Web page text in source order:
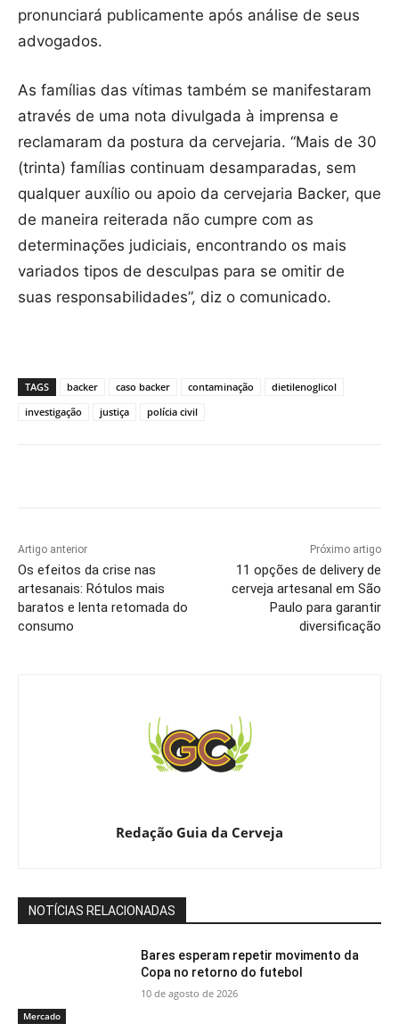
pronunciará publicamente após análise de seus
advogados.
As famílias das vítimas também se manifestaram
através de uma nota divulgada à imprensa e
reclamaram da postura da cervejaria. “Mais de 30
(trinta) famílias continuam desamparadas, sem
qualquer auxílio ou apoio da cervejaria Backer, que
de maneira reiterada não cumpre com as
determinações judiciais, encontrando os mais
variados tipos de desculpas para se omitir de
suas responsabilidades”, diz o comunicado.
TAGS backer caso backer contaminação
dietilenoglicol
investigação
justiça polícia civil
Artigo anterior
Os efeitos da crise nas
artesanais: Rótulos mais
baratos e lenta retomada do
consumo
Próximo artigo
11 opções de delivery de
cerveja artesanal em São
Paulo para garantir
diversificação
Redação Guia da Cerveja
NOTÍCIAS RELACIONADAS
Mercado
Bares esperam repetir movimento da
Copa no retorno do futebol
10 de agosto de 2026